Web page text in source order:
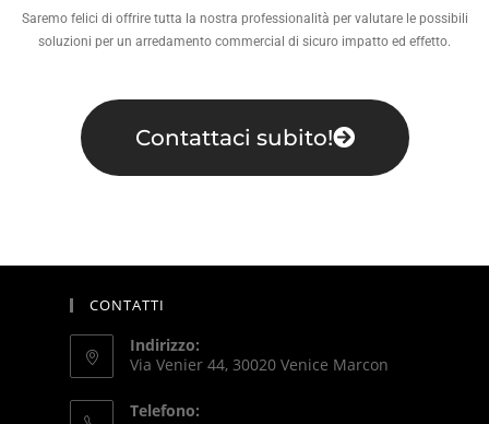
Saremo felici di offrire tutta la nostra professionalità per valutare le possibili
soluzioni per un arredamento commercial di sicuro impatto ed effetto.
Contattaci subito!
CONTATTI
Indirizzo:
Via Venier 44, 30020 Venice Marcon
Telefono: